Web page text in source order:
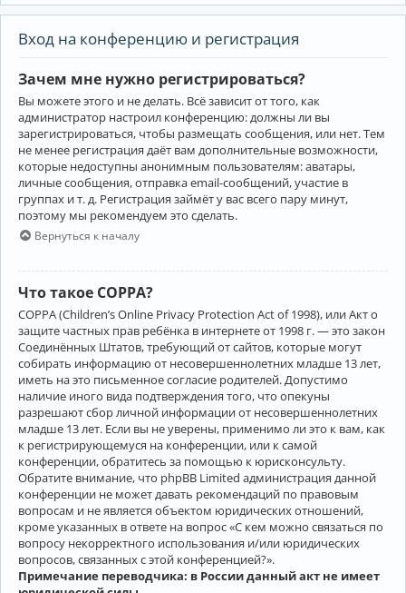
Вход на конференцию и регистрация
Зачем мне нужно регистрироваться?
Вы можете этого и не делать. Всё зависит от того, как
администратор настроил конференцию: должны ли вы
зарегистрироваться, чтобы размещать сообщения, или нет. Тем
не менее регистрация даёт вам дополнительные возможности,
которые недоступны анонимным пользователям: аватары,
личные сообщения, отправка email-сообщений, участие в
группах и т. д. Регистрация займёт у вас всего пару минут,
поэтому мы рекомендуем это сделать.
Вернуться к началу
Что такое COPPA?
COPPA (Children’s Online Privacy Protection Act of 1998), или Акт о
защите частных прав ребёнка в интернете от 1998 г. — это закон
Соединённых Штатов, требующий от сайтов, которые могут
собирать информацию от несовершеннолетних младше 13 лет,
иметь на это письменное согласие родителей. Допустимо
наличие иного вида подтверждения того, что опекуны
разрешают сбор личной информации от несовершеннолетних
младше 13 лет. Если вы не уверены, применимо ли это к вам, как
к регистрирующемуся на конференции, или к самой
конференции, обратитесь за помощью к юрисконсульту.
Обратите внимание, что phpBB Limited администрация данной
конференции не может давать рекомендаций по правовым
вопросам и не является объектом юридических отношений,
кроме указанных в ответе на вопрос «С кем можно связаться по
вопросу некорректного использования и/или юридических
вопросов, связанных с этой конференцией?».
Примечание переводчика: в России данный акт не имеет